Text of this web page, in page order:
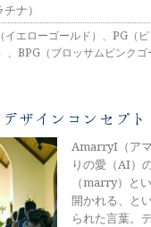
ルズ
ム
ー
ナ）
エローゴールド）、PG（ピ
、BPG（ブロッサムピンク
デザインコンセプト
AmarryI（ア
りの愛（AI）
（marry）と
開かれる、と
られた言葉。